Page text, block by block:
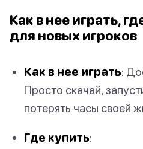
Как в нее играть,
для новых игроков
Как в нее играть:
Просто скачай,
потерять часы своей
Где купить: